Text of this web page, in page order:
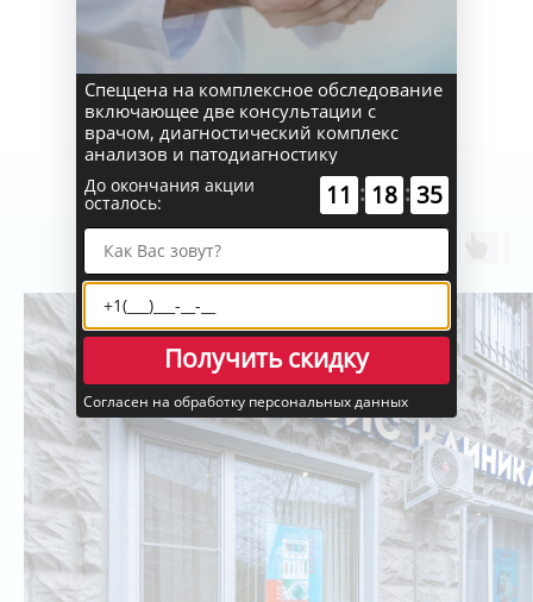
Фото клиники
Пространство
заботы и уюта
Спеццена на комплексное обследование
включающее две консультации с
врачом, диагностический комплекс
анализов и патодиагностику
До окончания акции
осталось: 11 : 18 : 34
Получить скидку
Согласен на обработку персональных данных